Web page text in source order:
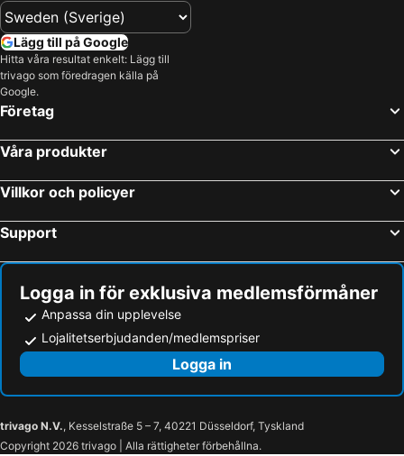
Santadi, hotels with parking
Uta, hotels with parking
Villasor, hotels with parking
Narcao, hotels with parking
Siliqua, hotels with parking
Vallermosa, hotels with parking
Decimoputzu, hotels with parking
Lägg till på Google
Hitta våra resultat enkelt: Lägg till
trivago som föredragen källa på
Google.
Företag
Våra produkter
Villkor och policyer
Support
Logga in för exklusiva medlemsförmåner
Anpassa din upplevelse
Lojalitetserbjudanden/medlemspriser
Logga in
trivago N.V., Kesselstraße 5 – 7, 40221 Düsseldorf, Tyskland
Copyright 2026 trivago | Alla rättigheter förbehållna.